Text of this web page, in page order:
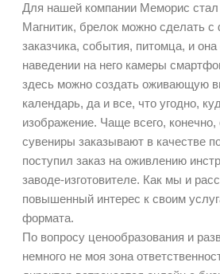
Для нашей компании Меморис
Магнитик, брелок можно сделать с
заказчика, события, питомца, и
наведении на него камеры
здесь можно создать оживающую
календарь, да и все, что угодно,
изображение. Чаще всего,
сувениры заказывают в качестве
поступил заказ на оживлению
заводе-изготовителе. Как мы и
повышенный интерес к своим
формата.
По вопросу ценообразования и
немного не моя зона